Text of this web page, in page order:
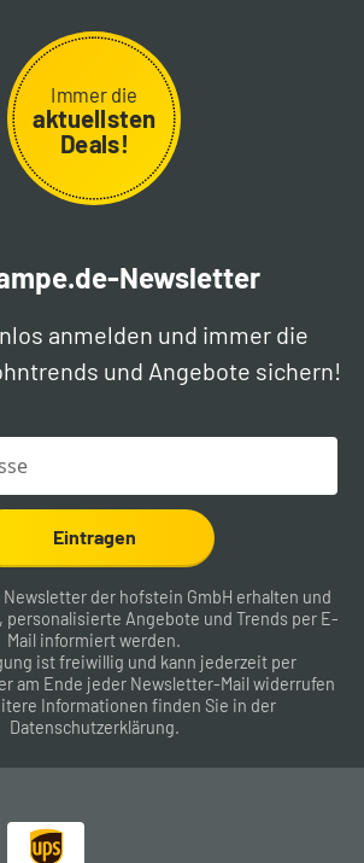
Immer die
aktuellsten
Deals!
Newsletter
anmelden und immer die
und Angebote sichern!
Eintragen
der hofstein GmbH erhalten und
personalisierte Angebote und Trends per E-
Mail informiert werden.
ist freiwillig und kann jederzeit per
am Ende jeder Newsletter-Mail widerrufen
Informationen finden Sie in der
Datenschutzerklärung.